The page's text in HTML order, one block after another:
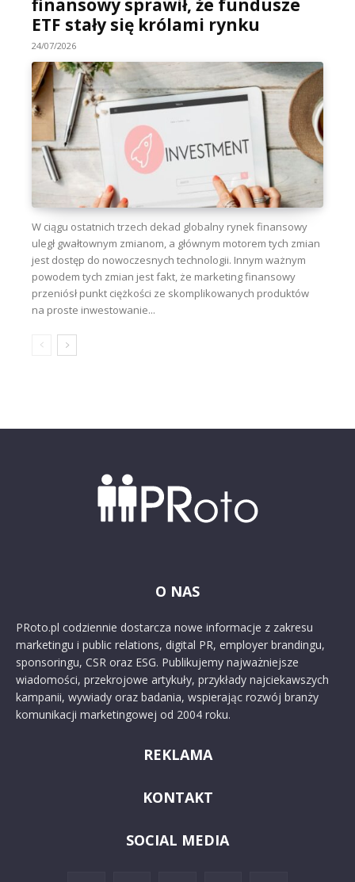
finansowy sprawił, że fundusze
ETF stały się królami rynku
24/07/2026
W ciągu ostatnich trzech dekad globalny rynek finansowy
uległ gwałtownym zmianom, a głównym motorem tych zmian
jest dostęp do nowoczesnych technologii. Innym ważnym
powodem tych zmian jest fakt, że marketing finansowy
przeniósł punkt ciężkości ze skomplikowanych produktów
na proste inwestowanie...
O NAS
PRoto.pl codziennie dostarcza nowe informacje z zakresu
marketingu i public relations, digital PR, employer brandingu,
sponsoringu, CSR oraz ESG. Publikujemy najważniejsze
wiadomości, przekrojowe artykuły, przykłady najciekawszych
kampanii, wywiady oraz badania, wspierając rozwój branży
komunikacji marketingowej od 2004 roku.
REKLAMA
KONTAKT
SOCIAL MEDIA